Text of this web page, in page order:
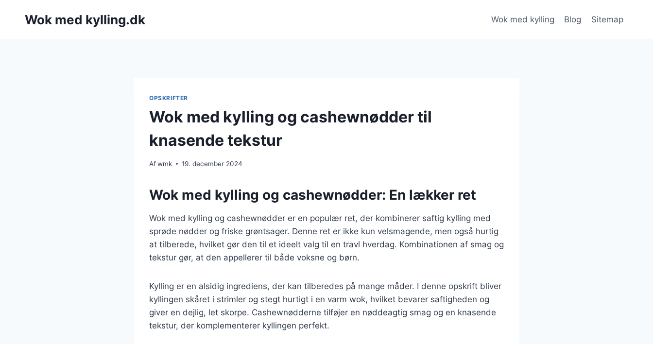
Wok med kylling.dk Wok med kylling Blog Sitemap
OPSKRIFTER
Wok med kylling og cashewnødder til
knasende tekstur
Afwmk 19. december 2024
Wok med kylling og cashewnødder: En lækker ret
Wok med kylling og cashewnødder er en populær ret, der kombinerer saftig kylling med
sprøde nødder og friske grøntsager. Denne ret er ikke kun velsmagende, men også hurtig
at tilberede, hvilket gør den til et ideelt valg til en travl hverdag. Kombinationen af smag og
tekstur gør, at den appellerer til både voksne og børn.
Kylling er en alsidig ingrediens, der kan tilberedes på mange måder. I denne opskrift bliver
kyllingen skåret i strimler og stegt hurtigt i en varm wok, hvilket bevarer saftigheden og
giver en dejlig, let skorpe. Cashewnødderne tilføjer en nøddeagtig smag og en knasende
tekstur, der komplementerer kyllingen perfekt.